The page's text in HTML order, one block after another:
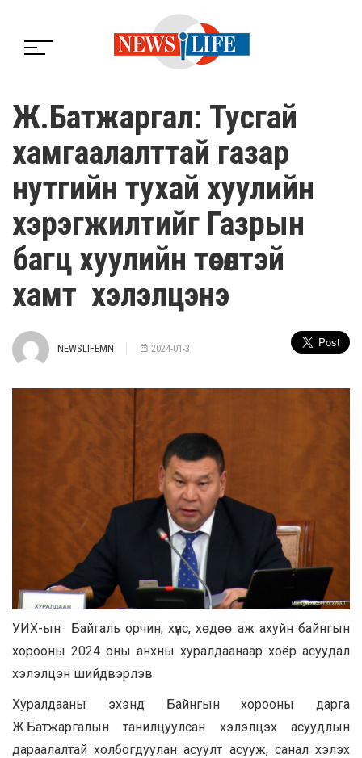
Ж.Батжаргал: Тусгай
хамгаалалттай газар
нутгийн тухай хуулийн
хэрэгжилтийг Газрын
багц хуулийн төсөлтэй
хамт хэлэлцэнэ
NEWSLIFEMN 2024-01-3
УИХ-ын Байгаль орчин, хүнс, хөдөө аж ахуйн байнгын
хорооны 2024 оны анхны хуралдаанаар хоёр асуудал
хэлэлцэн шийдвэрлэв.
Хуралдааны эхэнд Байнгын хорооны дарга
Ж.Батжаргалын танилцуулсан хэлэлцэх асуудлын
дараалалтай холбогдуулан асуулт асууж, санал хэлэх